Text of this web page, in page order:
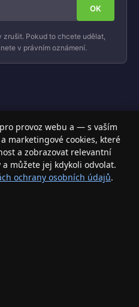
Pokud to chcete udělat,
v právním oznámení.
produkty, příslušenstvím a
a s jistotou.
provoz webu a — s vaším
marketingové cookies, které
a zobrazovat relevantní
můžete jej kdykoli odvolat.
ochrany osobních údajů.